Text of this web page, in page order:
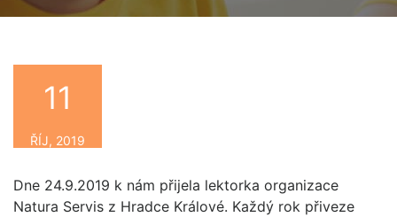
11
ŘÍJ, 2019
Dne 24.9.2019 k nám přijela lektorka organizace
Natura Servis z Hradce Králové. Každý rok přiveze